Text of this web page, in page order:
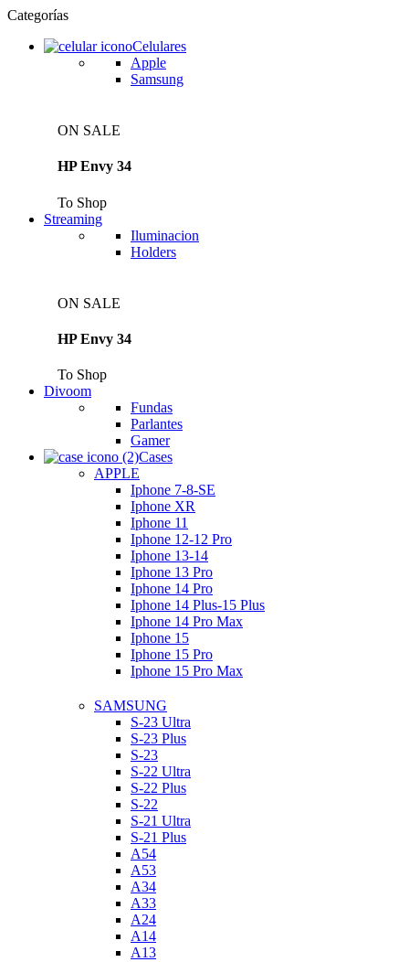
Categorías
Celulares
Apple
Samsung
ON SALE
HP Envy 34
To Shop
Streaming
Iluminacion
Holders
ON SALE
HP Envy 34
To Shop
Divoom
Fundas
Parlantes
Gamer
Cases
APPLE
Iphone 7-8-SE
Iphone XR
Iphone 11
Iphone 12-12 Pro
Iphone 13-14
Iphone 13 Pro
Iphone 14 Pro
Iphone 14 Plus-15 Plus
Iphone 14 Pro Max
Iphone 15
Iphone 15 Pro
Iphone 15 Pro Max
SAMSUNG
S-23 Ultra
S-23 Plus
S-23
S-22 Ultra
S-22 Plus
S-22
S-21 Ultra
S-21 Plus
A54
A53
A34
A33
A24
A14
A13